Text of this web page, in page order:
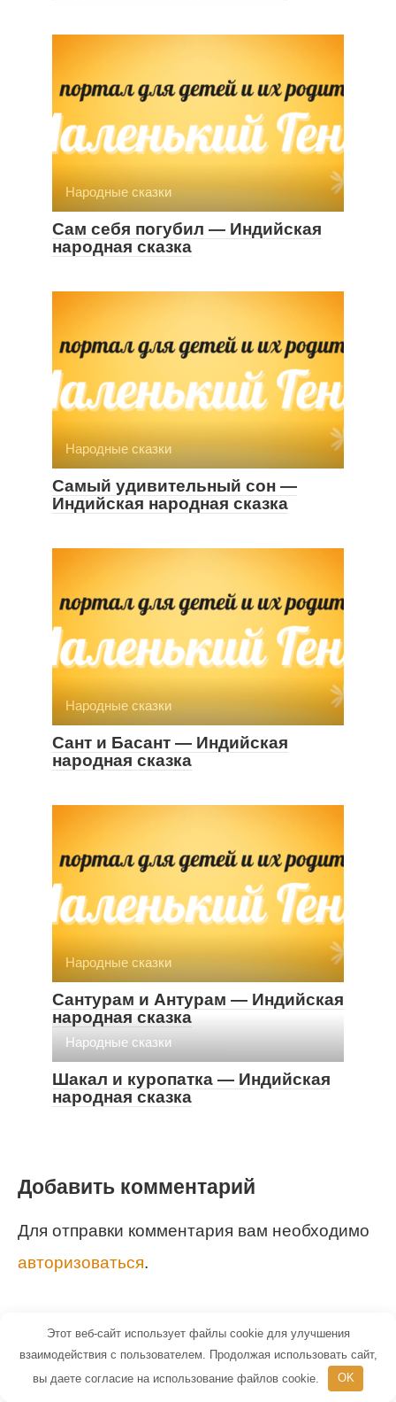
Народные сказки
Сам себя погубил — Индийская
народная сказка
Народные сказки
Самый удивительный сон —
Индийская народная сказка
Народные сказки
Сант и Басант — Индийская
народная сказка
Народные сказки
Сантурам и Антурам — Индийская
народная сказка
Народные сказки
Шакал и куропатка — Индийская
народная сказка
Добавить комментарий
Для отправки комментария вам необходимо
авторизоваться.
Этот веб-сайт использует файлы cookie для улучшения
взаимодействия с пользователем. Продолжая использовать сайт,
вы даете согласие на использование файлов cookie.
OK